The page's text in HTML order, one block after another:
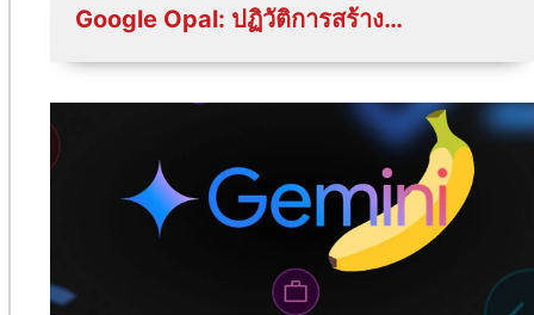
Google Opal: ปฏิวัติการสร้างแอปด้วย AI แบบ No‑Code ที่ทุกคนเข้าถึงได้